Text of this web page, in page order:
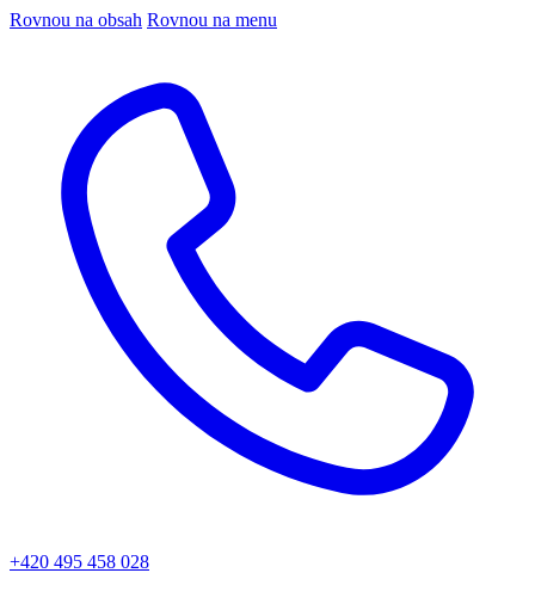
Rovnou na obsah Rovnou na menu
+420 495 458 028